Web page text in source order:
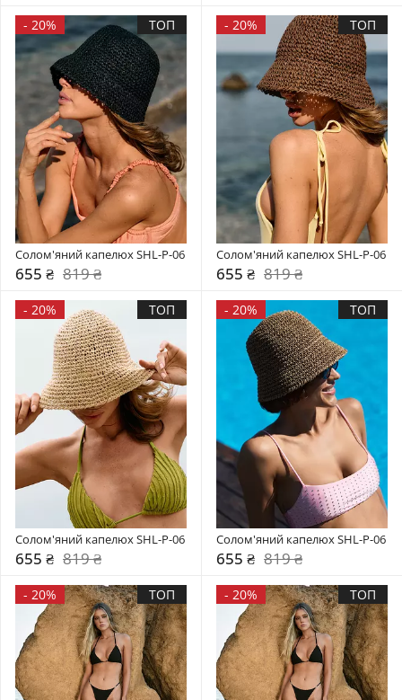
- 20% ТОП
Солом'яний капелюх SHL-P-06
655 ₴ 819 ₴
- 20% ТОП
Солом'яний капелюх SHL-P-06
655 ₴ 819 ₴
- 20% ТОП
Солом'яний капелюх SHL-P-06
655 ₴ 819 ₴
- 20% ТОП
Солом'яний капелюх SHL-P-06
655 ₴ 819 ₴
- 20% ТОП - 20% ТОП